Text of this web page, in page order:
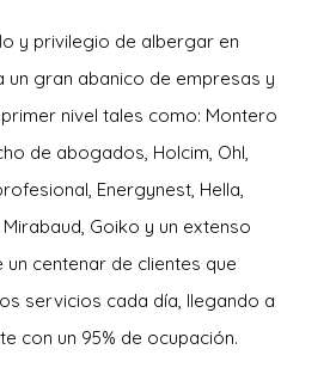
y privilegio de albergar en
un gran abanico de empresas y
nivel tales como: Montero
de abogados, Holcim, Ohl,
Energynest, Hella,
Goiko y un extenso
centenar de clientes que
servicios cada día, llegando a
con un 95% de ocupación.